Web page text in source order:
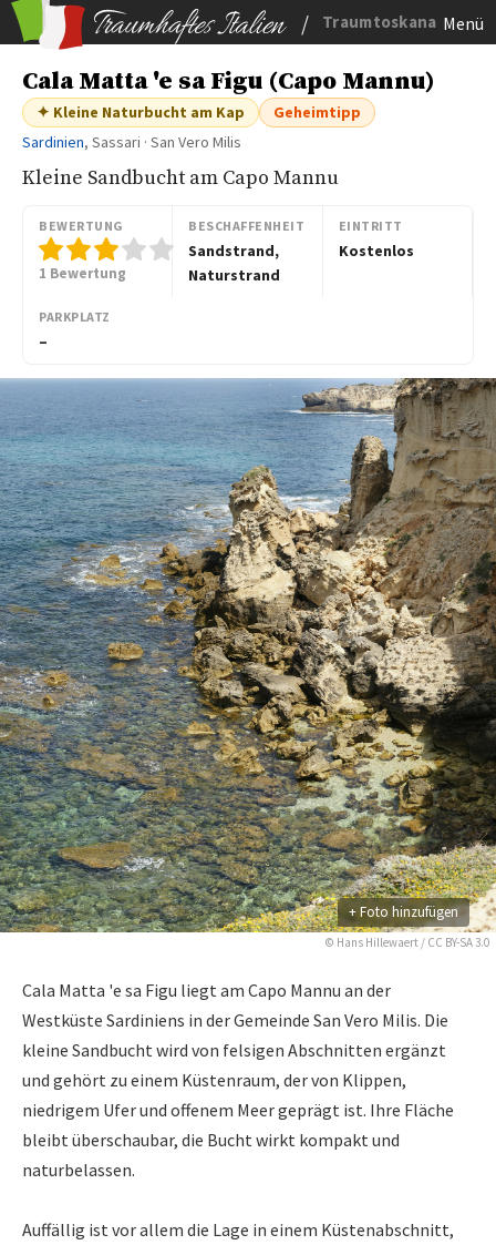
/ Traumtoskana Menü
Cala Matta 'e sa Figu (Capo Mannu)
✦ Kleine Naturbucht am Kap
Geheimtipp
Sardinien, Sassari · San Vero Milis
Kleine Sandbucht am Capo Mannu
BEWERTUNG
1 Bewertung
BESCHAFFENHEIT
Sandstrand,
Naturstrand
EINTRITT
Kostenlos
PARKPLATZ
–
© Hans Hillewaert / CC BY-SA 3.0
+ Foto hinzufügen
Cala Matta 'e sa Figu liegt am Capo Mannu an der
Westküste Sardiniens in der Gemeinde San Vero Milis. Die
kleine Sandbucht wird von felsigen Abschnitten ergänzt
und gehört zu einem Küstenraum, der von Klippen,
niedrigem Ufer und offenem Meer geprägt ist. Ihre Fläche
bleibt überschaubar, die Bucht wirkt kompakt und
naturbelassen.
Auffällig ist vor allem die Lage in einem Küstenabschnitt,